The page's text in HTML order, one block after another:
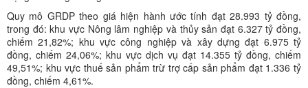
Quy mô GRDP theo giá hiện hành ước tính đạt 28.993 tỷ đồng,
trong đó: khu vực Nông lâm nghiệp và thủy sản đạt 6.327 tỷ đồng,
chiếm 21,82%; khu vực công nghiệp và xây dựng đạt 6.975 tỷ
đồng, chiếm 24,06%; khu vực dịch vụ đạt 14.355 tỷ đồng, chiếm
49,51%; khu vực thuế sản phẩm trừ trợ cấp sản phẩm đạt 1.336 tỷ
đồng, chiếm 4,61%.